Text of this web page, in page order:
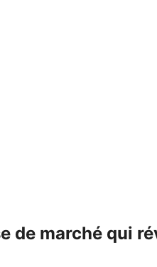
de marché qui